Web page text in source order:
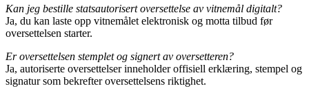
Kan jeg bestille statsautorisert oversettelse av vitnemål digitalt?
Ja, du kan laste opp vitnemålet elektronisk og motta tilbud før
oversettelsen starter.
Er oversettelsen stemplet og signert av oversetteren?
Ja, autoriserte oversettelser inneholder offisiell erklæring, stempel og
signatur som bekrefter oversettelsens riktighet.